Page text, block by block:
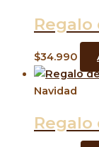
Regalo
$34.990
Navidad
Regalo